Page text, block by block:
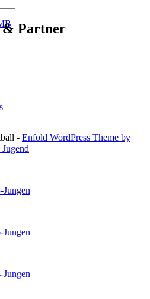
Jungen
Jungen
Jungen
& Partner
- Enfold WordPress Theme by